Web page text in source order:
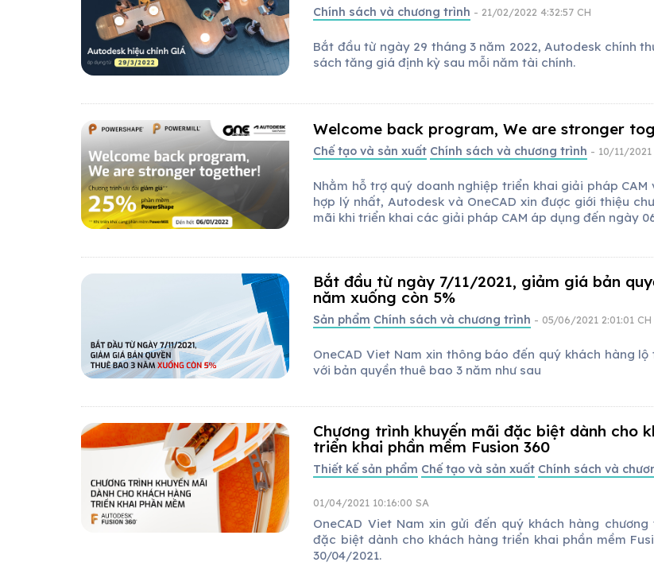
Chính sách và chương trình - 21/02/2022 4:32:57 CH
Bắt đầu từ ngày 29 tháng 3 năm 2022, Autodesk chính
sách tăng giá định kỳ sau mỗi năm tài chính.
Welcome back program, We are stronger
Chế tạo và sản xuất Chính sách và chương trình - 10/11/2021
Nhằm hỗ trợ quý doanh nghiệp triển khai giải pháp
hợp lý nhất, Autodesk và OneCAD xin được giới thiệu
mãi khi triển khai các giải pháp CAM áp dụng đến ngày
Bắt đầu từ ngày 7/11/2021, giảm giá bản
năm xuống còn 5%
Sản phẩm Chính sách và chương trình - 05/06/2021 2:01:01 CH
OneCAD Viet Nam xin thông báo đến quý khách hàng
với bản quyền thuê bao 3 năm như sau
Chương trình khuyến mãi đặc biệt dành cho
triển khai phần mềm Fusion 360
Thiết kế sản phẩm Chế tạo và sản xuất Chính sách và
01/04/2021 10:16:00 SA
OneCAD Viet Nam xin gửi đến quý khách hàng chương
đặc biệt dành cho khách hàng triển khai phần mềm
30/04/2021.